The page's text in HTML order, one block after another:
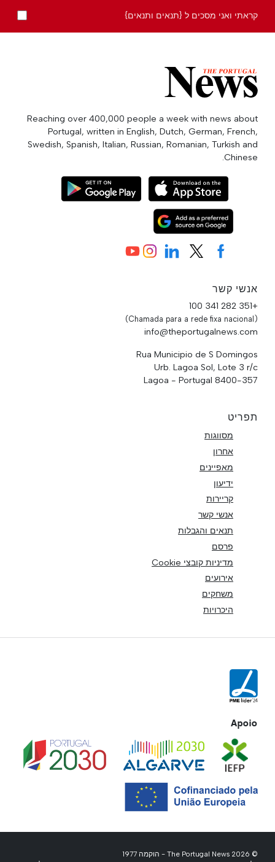
קראתי ואני מסכים ל {תנאים ותנאים}
Reaching over 400,000 people a week with news about
Portugal, written in English, Dutch, German, French,
Swedish, Spanish, Italian, Russian, Romanian, Turkish and
Chinese.
אנשי קשר
+351 282 341 100
(Chamada para a rede fixa nacional)
info@theportugalnews.com
Rua Municipio de S Domingos
Urb. Lagoa Sol, Lote 3 r/c
8400-357 Lagoa - Portugal
תפריט
מסווגות
אחרון
מאפיינים
ידיעון
קריירות
אנשי קשר
תנאים והגבלות
פרסם
מדיניות קובצי Cookie
אירועים
משחקים
היכרויות
Apoio
© 2026 The Portugal News - הוקמה 1977